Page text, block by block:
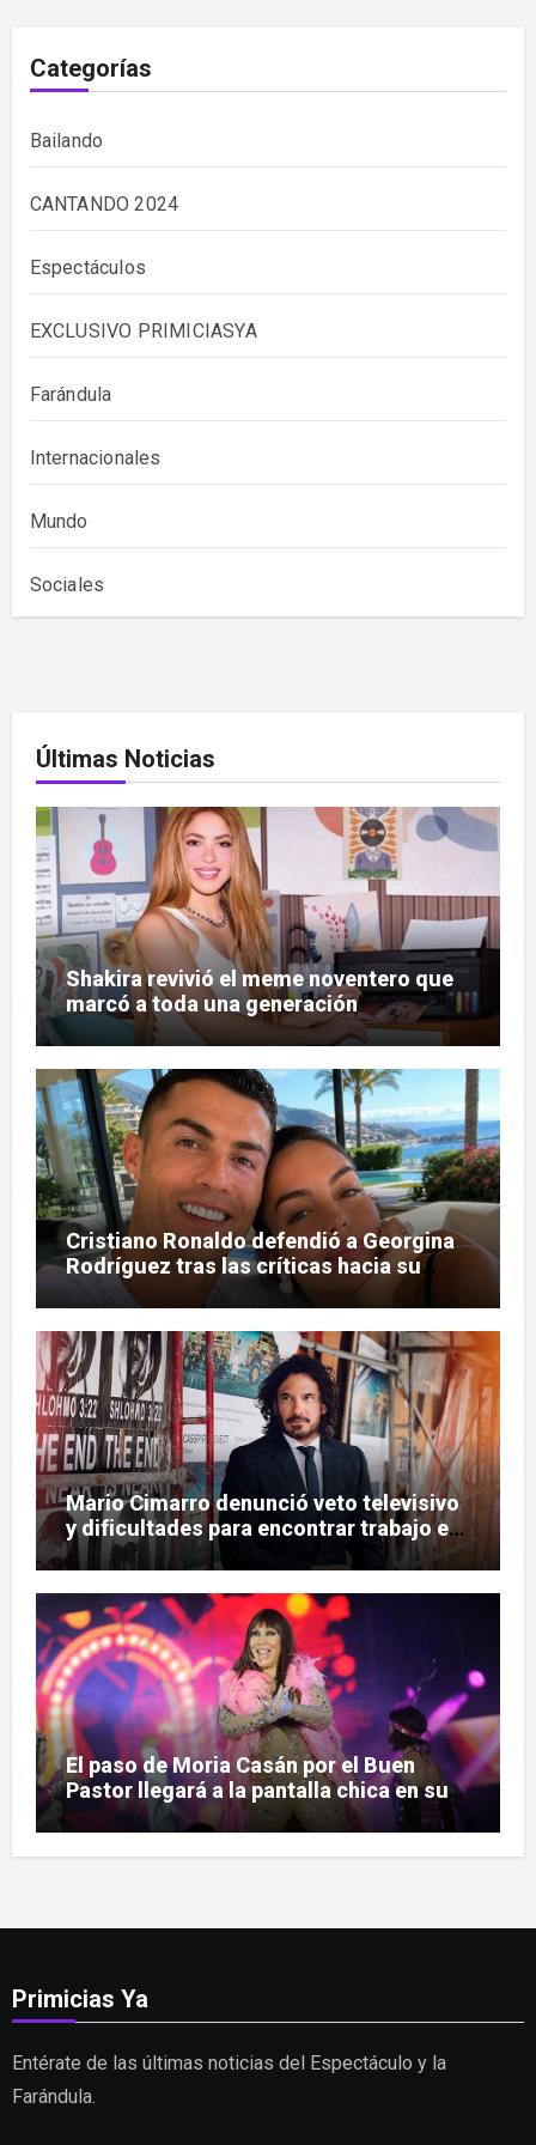
Categorías
Bailando
CANTANDO 2024
Espectáculos
EXCLUSIVO PRIMICIASYA
Farándula
Internacionales
Mundo
Sociales
Últimas Noticias
Shakira revivió el meme noventero que
marcó a toda una generación
Cristiano Ronaldo defendió a Georgina
Rodríguez tras las críticas hacia su
figura
Mario Cimarro denunció veto televisivo
y dificultades para encontrar trabajo en
la actuación
El paso de Moria Casán por el Buen
Pastor llegará a la pantalla chica en su
nueva serie documental
Primicias Ya
Entérate de las últimas noticias del Espectáculo y la
Farándula.